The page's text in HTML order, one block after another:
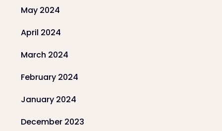
May 2024
April 2024
March 2024
February 2024
January 2024
December 2023